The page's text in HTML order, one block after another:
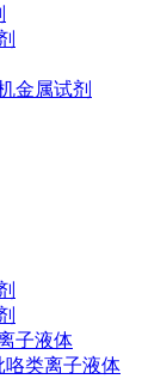
金属试剂
子液体
咯类离子液体